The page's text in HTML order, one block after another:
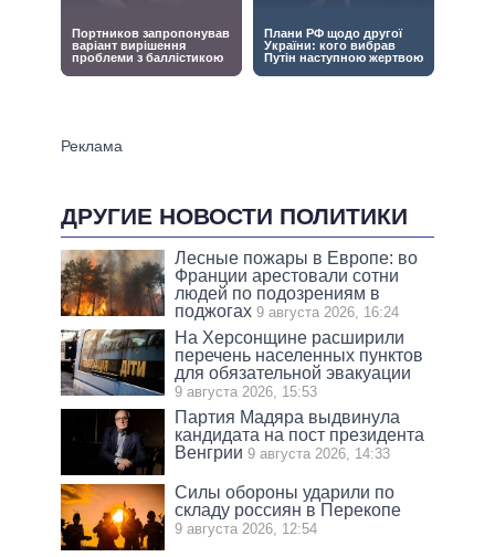
ДРУГИЕ НОВОСТИ ПОЛИТИКИ
Лесные пожары в Европе: во
Франции арестовали сотни
людей по подозрениям в
поджогах 9 августа 2026, 16:24
На Херсонщине расширили
перечень населенных пунктов
для обязательной эвакуации
9 августа 2026, 15:53
Партия Мадяра выдвинула
кандидата на пост президента
Венгрии 9 августа 2026, 14:33
Силы обороны ударили по
складу россиян в Перекопе
9 августа 2026, 12:54